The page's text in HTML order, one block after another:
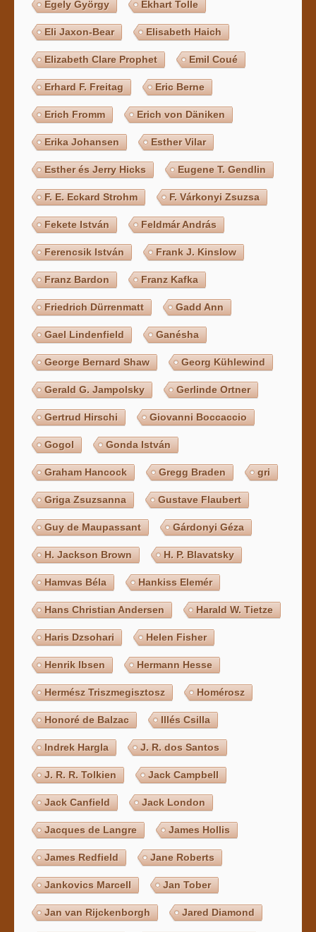
Egely György Ekhart Tolle
Eli Jaxon-Bear Elisabeth Haich
Elizabeth Clare Prophet Emil Coué
Erhard F. Freitag Eric Berne
Erich Fromm Erich von Däniken
Erika Johansen Esther Vilar
Esther és Jerry Hicks Eugene T. Gendlin
F. E. Eckard Strohm F. Várkonyi Zsuzsa
Fekete István Feldmár András
Ferencsik István Frank J. Kinslow
Franz Bardon Franz Kafka
Friedrich Dürrenmatt Gadd Ann
Gael Lindenfield Ganésha
George Bernard Shaw Georg Kühlewind
Gerald G. Jampolsky Gerlinde Ortner
Gertrud Hirschi Giovanni Boccaccio
Gogol Gonda István
Graham Hancock Gregg Braden gri
Griga Zsuzsanna Gustave Flaubert
Guy de Maupassant Gárdonyi Géza
H. Jackson Brown H. P. Blavatsky
Hamvas Béla Hankiss Elemér
Hans Christian Andersen Harald W. Tietze
Haris Dzsohari Helen Fisher
Henrik Ibsen Hermann Hesse
Hermész Triszmegisztosz Homérosz
Honoré de Balzac Illés Csilla
Indrek Hargla J. R. dos Santos
J. R. R. Tolkien Jack Campbell
Jack Canfield Jack London
Jacques de Langre James Hollis
James Redfield Jane Roberts
Jankovics Marcell Jan Tober
Jan van Rijckenborgh Jared Diamond